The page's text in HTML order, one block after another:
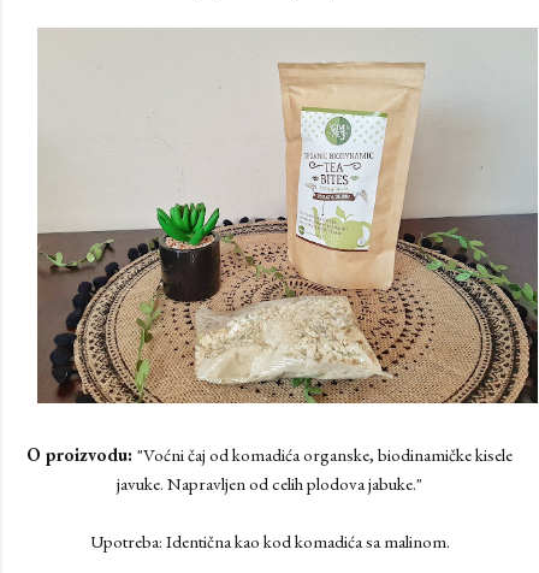
O proizvodu: "Voćni čaj od komadića organske, biodinamičke kisele
javuke. Napravljen od celih plodova jabuke."
Upotreba: Identična kao kod komadića sa malinom.